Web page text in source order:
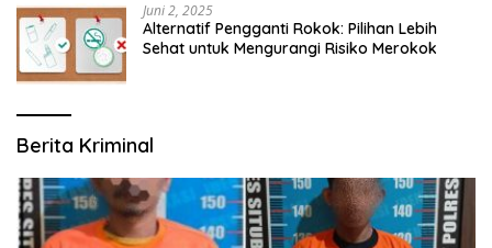
Juni 2, 2025
Alternatif Pengganti Rokok: Pilihan Lebih
Sehat untuk Mengurangi Risiko Merokok
Berita Kriminal